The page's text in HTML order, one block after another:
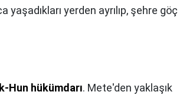
yaşadıkları yerden ayrılıp, şehre göç
Hun hükümdarı. Mete'den yaklaşık